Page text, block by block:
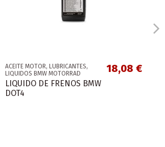
ACEITE MOTOR, LUBRICANTES,
LIQUIDOS BMW MOTORRAD
LIQUIDO DE FRENOS BMW
DOT4
18,08 €